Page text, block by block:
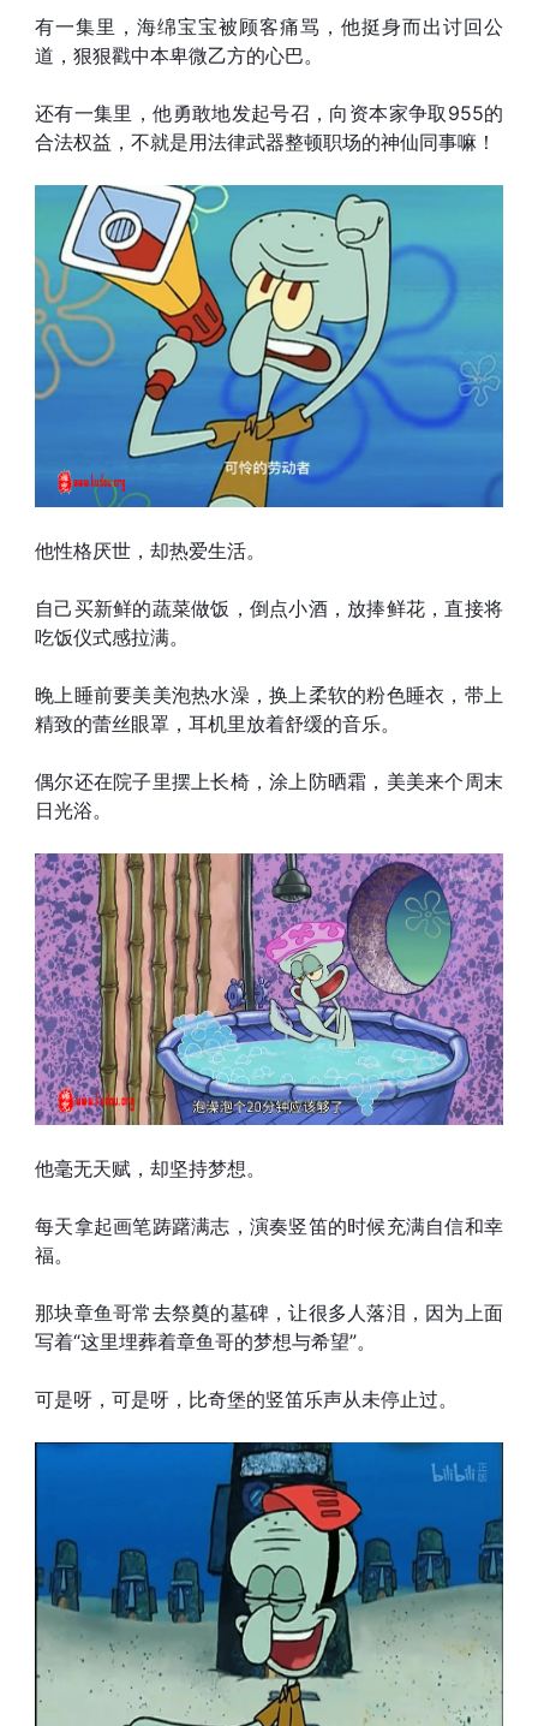
有一集里，海绵宝宝被顾客痛骂，他挺身而出讨回公
道，狠狠戳中本卑微乙方的心巴。
还有一集里，他勇敢地发起号召，向资本家争取955的
合法权益，不就是用法律武器整顿职场的神仙同事嘛！
他性格厌世，却热爱生活。
自己买新鲜的蔬菜做饭，倒点小酒，放捧鲜花，直接将
吃饭仪式感拉满。
晚上睡前要美美泡热水澡，换上柔软的粉色睡衣，带上
精致的蕾丝眼罩，耳机里放着舒缓的音乐。
偶尔还在院子里摆上长椅，涂上防晒霜，美美来个周末
日光浴。
他毫无天赋，却坚持梦想。
每天拿起画笔踌躇满志，演奏竖笛的时候充满自信和幸
福。
那块章鱼哥常去祭奠的墓碑，让很多人落泪，因为上面
写着“这里埋葬着章鱼哥的梦想与希望”。
可是呀，可是呀，比奇堡的竖笛乐声从未停止过。